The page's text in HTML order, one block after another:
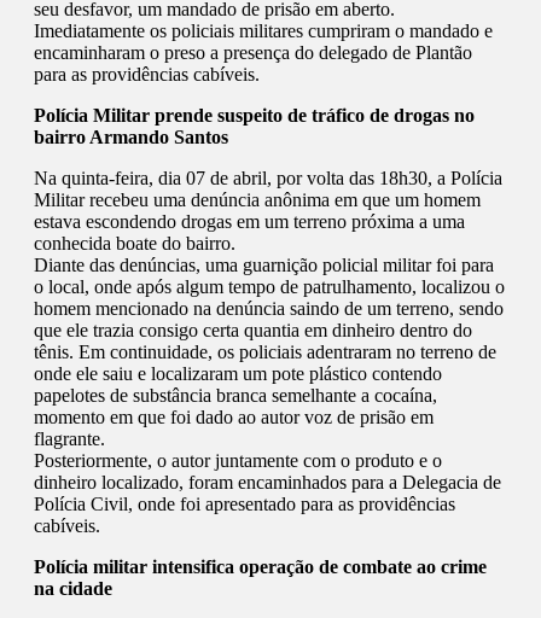
seu desfavor, um mandado de prisão em aberto.
Imediatamente os policiais militares cumpriram o mandado e
encaminharam o preso a presença do delegado de Plantão
para as providências cabíveis.
Polícia Militar prende suspeito de tráfico de drogas no
bairro Armando Santos
Na quinta-feira, dia 07 de abril, por volta das 18h30, a Polícia
Militar recebeu uma denúncia anônima em que um homem
estava escondendo drogas em um terreno próxima a uma
conhecida boate do bairro.
Diante das denúncias, uma guarnição policial militar foi para
o local, onde após algum tempo de patrulhamento, localizou o
homem mencionado na denúncia saindo de um terreno, sendo
que ele trazia consigo certa quantia em dinheiro dentro do
tênis. Em continuidade, os policiais adentraram no terreno de
onde ele saiu e localizaram um pote plástico contendo
papelotes de substância branca semelhante a cocaína,
momento em que foi dado ao autor voz de prisão em
flagrante.
Posteriormente, o autor juntamente com o produto e o
dinheiro localizado, foram encaminhados para a Delegacia de
Polícia Civil, onde foi apresentado para as providências
cabíveis.
Polícia militar intensifica operação de combate ao crime
na cidade